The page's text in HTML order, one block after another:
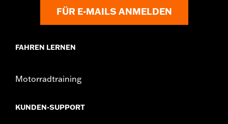
FÜR E-MAILS ANMELDEN
FAHREN LERNEN
Motorradtraining
KUNDEN-SUPPORT